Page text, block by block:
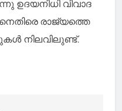
രാജ്യത്തെ
നിലവിലുണ്ട്.